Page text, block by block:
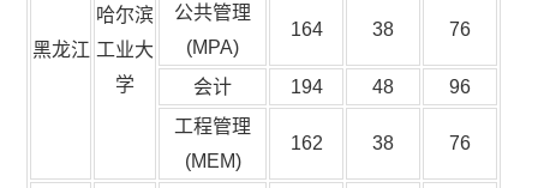
黑龙江
哈尔滨
工业大
学
公共管理
(MPA)
164 38 76
会计 194 48
96
工程管理
(MEM)
162 38 76